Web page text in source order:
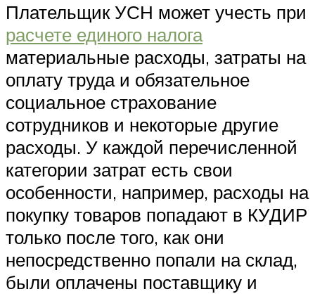
Плательщик УСН может учесть при
расчете единого налога
материальные расходы, затраты на
оплату труда и обязательное
социальное страхование
сотрудников и некоторые другие
расходы. У каждой перечисленной
категории затрат есть свои
особенности, например, расходы на
покупку товаров попадают в КУДИР
только после того, как они
непосредственно попали на склад,
были оплачены поставщику и